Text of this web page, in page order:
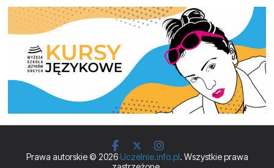
Prawa autorskie © 2026 Uczelnie.info.pl. Wszystkie prawa